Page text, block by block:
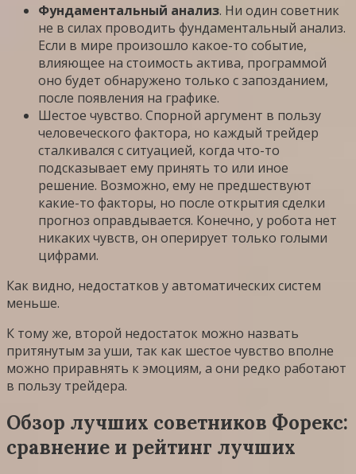
Фундаментальный анализ. Ни один советник
не в силах проводить фундаментальный анализ.
Если в мире произошло какое-то событие,
влияющее на стоимость актива, программой
оно будет обнаружено только с запозданием,
после появления на графике.
Шестое чувство. Спорной аргумент в пользу
человеческого фактора, но каждый трейдер
сталкивался с ситуацией, когда что-то
подсказывает ему принять то или иное
решение. Возможно, ему не предшествуют
какие-то факторы, но после открытия сделки
прогноз оправдывается. Конечно, у робота нет
никаких чувств, он оперирует только голыми
цифрами.
Как видно, недостатков у автоматических систем
меньше.
К тому же, второй недостаток можно назвать
притянутым за уши, так как шестое чувство вполне
можно приравнять к эмоциям, а они редко работают
в пользу трейдера.
Обзор лучших советников Форекс:
сравнение и рейтинг лучших